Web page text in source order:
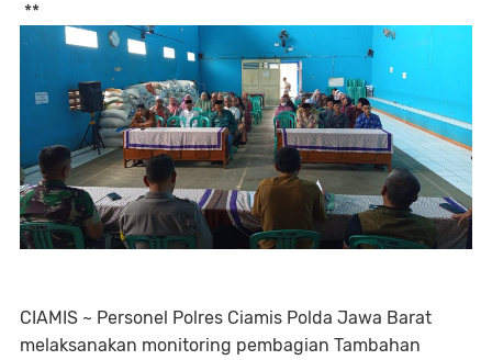
**
CIAMIS ~ Personel Polres Ciamis Polda Jawa Barat
melaksanakan monitoring pembagian Tambahan